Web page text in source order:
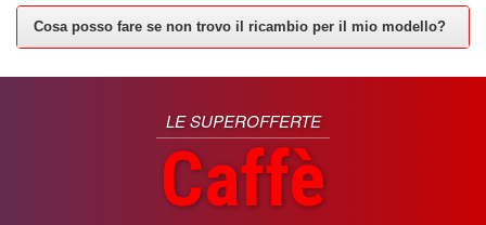
Cosa posso fare se non trovo il ricambio per il mio modello?
LE SUPEROFFERTE
Caffè